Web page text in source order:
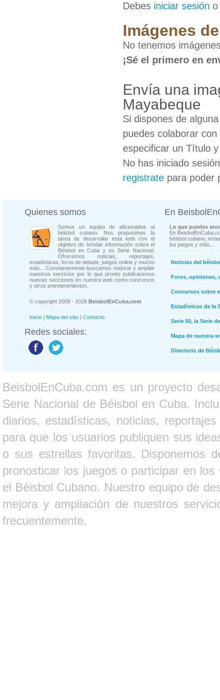
Debes iniciar sesión
Imágenes
No tenemos
¡Sé el primero en
Envía una
Mayabeque
Si dispones de
puedes colaborar
especificar un Título
No has iniciado
registrate para poder
Quienes somos
Somos un equipo de aficionados al
béisbol cubano. Nos propusimos la
tarea de desarrollar esta web con el
objetivo de brindar información sobre el
Béisbol en Cuba y su Serie Nacional.
Ofrecemos noticias, reportajes,
estadísticas, foros de debate, juegos online y mucho
más... Constantemente buscamos mejorar y ampliar
nuestros servicios por lo que pronto publicaremos
nuevas secciones en nuestra web como concursos
y otros entretenimientos.
© copyright 2009 - 2026 BeisbolEnCuba.com
Inicio | Mapa del sitio | Contacto
Redes sociales:
En
Lo que puedes
En
béisbol cubano,
los juegos y más...
Noticias del
Foros, opiniones,
Concursos sobre
Estadísticas de la
Serie 50, la Serie
Mapa de nuestra
Directorio de
BeisbolEnCuba.com es un proyecto
Serie Nacional de Béisbol en Cuba.
diarios, estadísticas, noticias,
para que los usuarios publiquen sus
o sus estrellas favoritas. Disponemos
pronosticar los juegos o participar en
el Béisbol Cubano. Nuestro equipo de
mejora y ampliación de nuestros
frecuentemente.